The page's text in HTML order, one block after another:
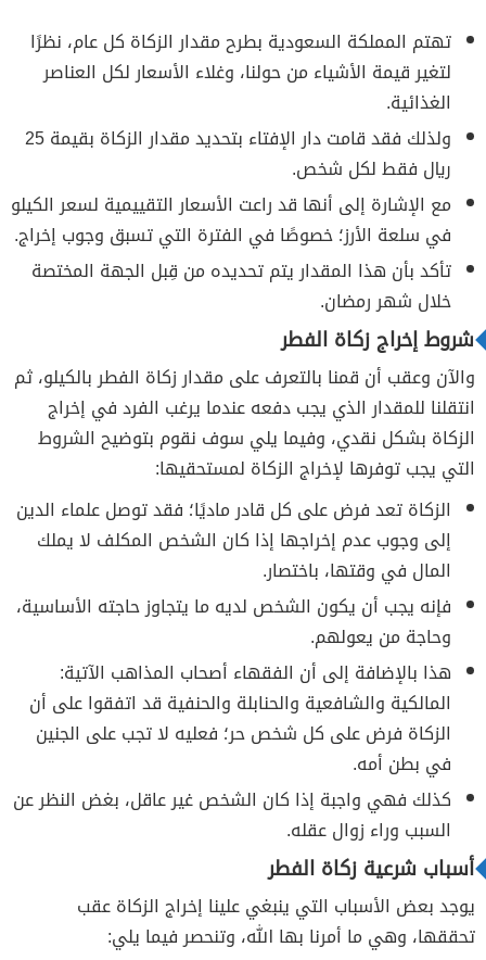
تهتم المملكة السعودية بطرح مقدار الزكاة كل عام، نظرًا
لتغير قيمة الأشياء من حولنا، وغلاء الأسعار لكل العناصر
الغذائية.
ولذلك فقد قامت دار الإفتاء بتحديد مقدار الزكاة بقيمة 25
ريال فقط لكل شخص.
مع الإشارة إلى أنها قد راعت الأسعار التقييمية لسعر الكيلو
في سلعة الأرز؛ خصوصًا في الفترة التي تسبق وجوب إخراج.
تأكد بأن هذا المقدار يتم تحديده من قِبل الجهة المختصة
خلال شهر رمضان.
شروط إخراج زكاة الفطر
والآن وعقب أن قمنا بالتعرف على مقدار زكاة الفطر بالكيلو، ثم
انتقلنا للمقدار الذي يجب دفعه عندما يرغب الفرد في إخراج
الزكاة بشكل نقدي، وفيما يلي سوف نقوم بتوضيح الشروط
التي يجب توفرها لإخراج الزكاة لمستحقيها:
الزكاة تعد فرض على كل قادر ماديًا؛ فقد توصل علماء الدين
إلى وجوب عدم إخراجها إذا كان الشخص المكلف لا يملك
المال في وقتها، باختصار.
فإنه يجب أن يكون الشخص لديه ما يتجاوز حاجته الأساسية،
وحاجة من يعولهم.
هذا بالإضافة إلى أن الفقهاء أصحاب المذاهب الآتية:
المالكية والشافعية والحنابلة والحنفية قد اتفقوا على أن
الزكاة فرض على كل شخص حر؛ فعليه لا تجب على الجنين
في بطن أمه.
كذلك فهي واجبة إذا كان الشخص غير عاقل، بغض النظر عن
السبب وراء زوال عقله.
أسباب شرعية زكاة الفطر
يوجد بعض الأسباب التي ينبغي علينا إخراج الزكاة عقب
تحققها، وهي ما أمرنا بها الله، وتنحصر فيما يلي: